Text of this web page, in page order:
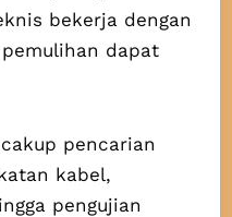
bekerja dengan
dapat
pencarian
kabel,
pengujian